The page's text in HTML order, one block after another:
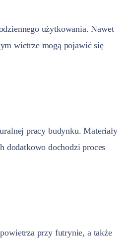
użytkowania. Nawet
wietrze mogą pojawić się
pracy budynku. Materiały
dodatkowo dochodzi proces
przy futrynie, a także